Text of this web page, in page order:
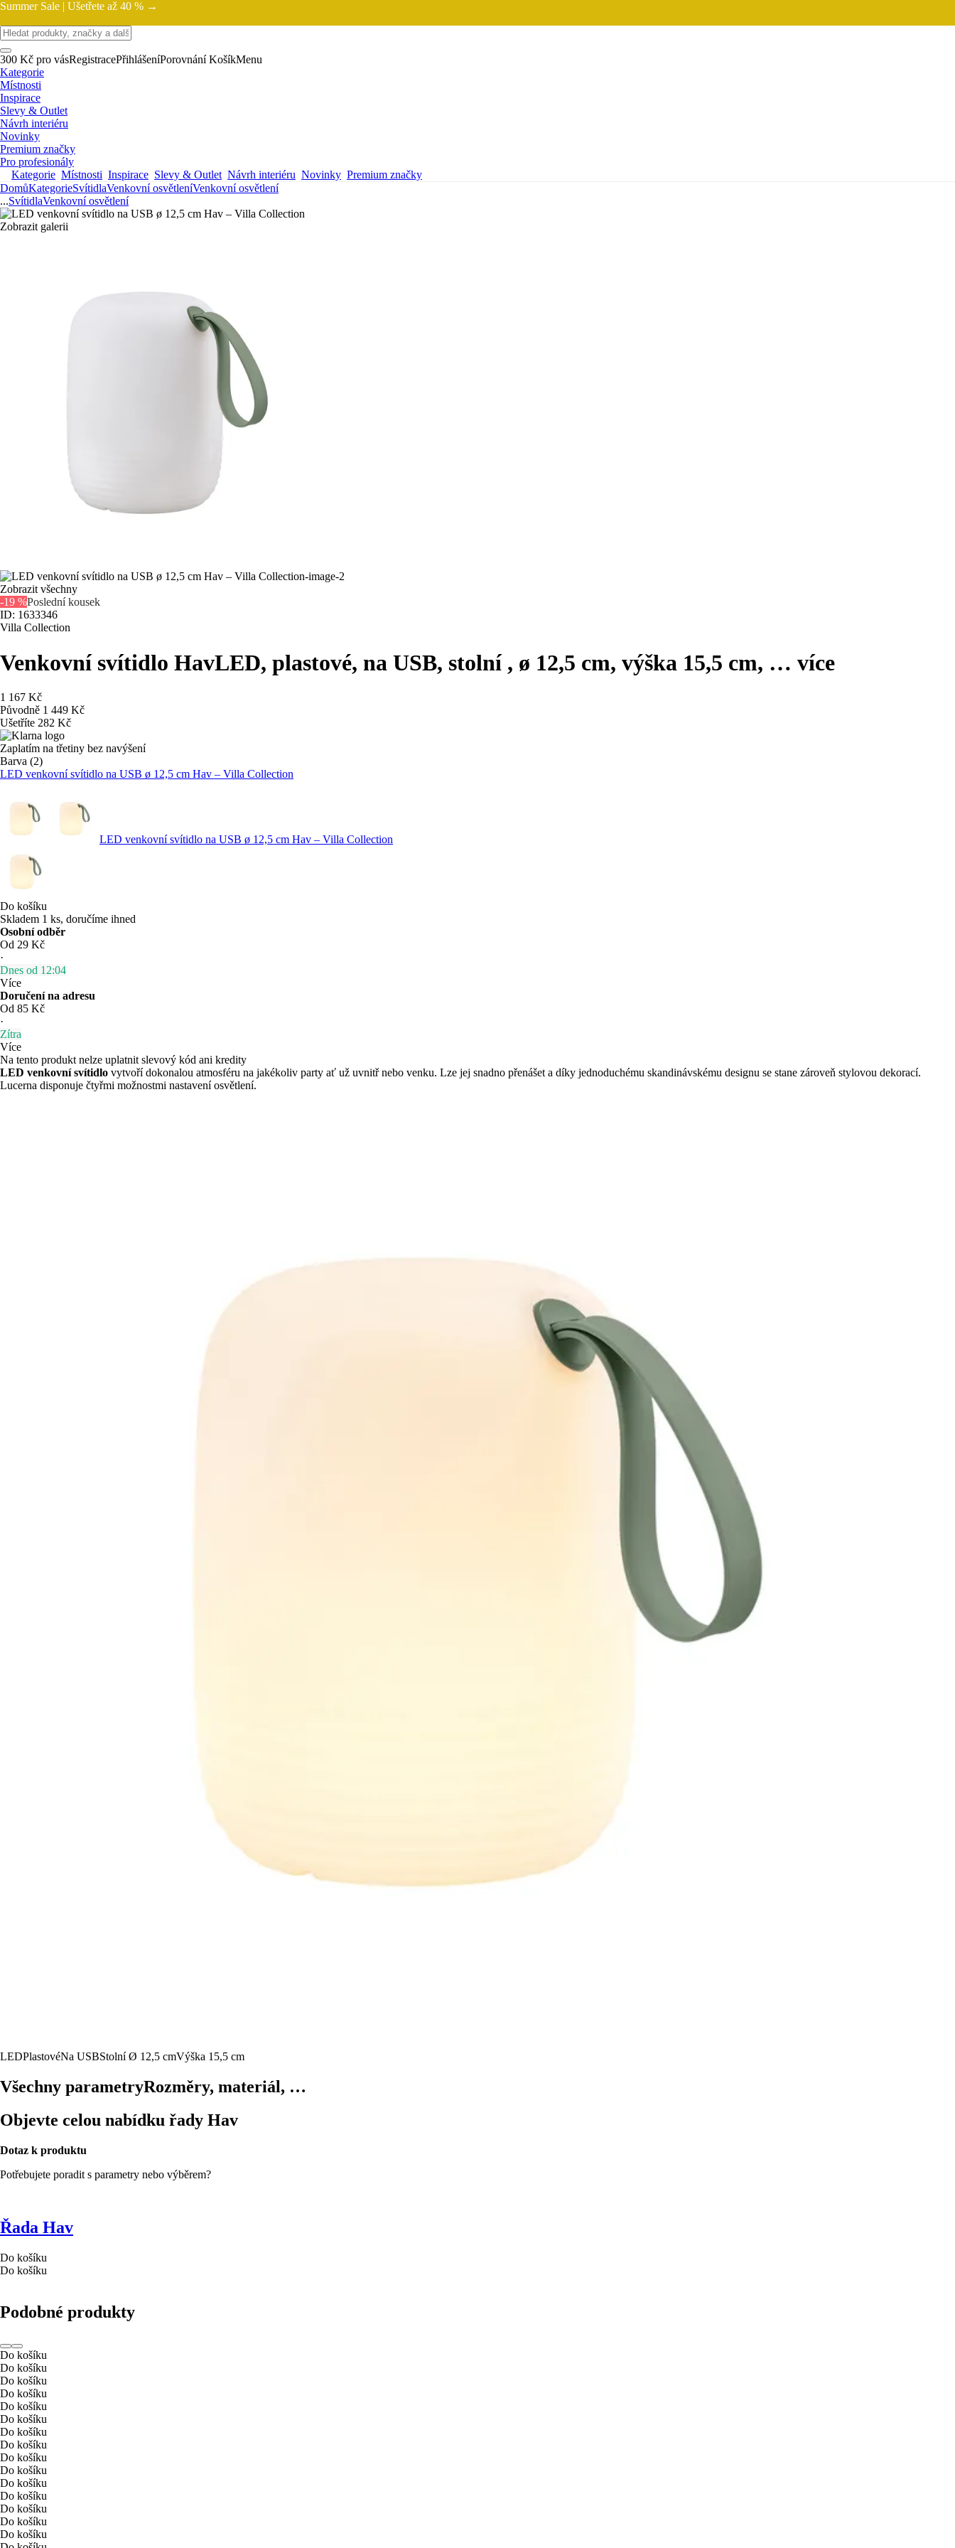
Summer Sale | Ušetřete až 40 % →
300 Kč pro vásRegistracePřihlášeníPorovnání KošíkMenu
Kategorie
Místnosti
Inspirace
Slevy & Outlet
Návrh interiéru
Novinky
Premium značky
Pro profesionály
Kategorie Místnosti Inspirace Slevy & Outlet Návrh interiéru Novinky Premium značky
DomůKategorieSvítidlaVenkovní osvětleníVenkovní osvětlení
...SvítidlaVenkovní osvětlení
Zobrazit galerii
Zobrazit všechny
-19 %Poslední kousek
ID: 1633346
Villa Collection
Venkovní svítidlo HavLED, plastové, na USB, stolní , ø 12,5 cm, výška 15,5 cm, … více
1 167 Kč
Původně 1 449 Kč
Ušetříte 282 Kč
Zaplatím na třetiny bez navýšení
Barva (2)
LED venkovní svítidlo na USB ø 12,5 cm Hav – Villa Collection
LED venkovní svítidlo na USB ø 12,5 cm Hav – Villa Collection
Do košíku
Skladem 1 ks, doručíme ihned
Osobní odběr
Od 29 Kč
·
Dnes od 12:04
Více
Doručení na adresu
Od 85 Kč
·
Zítra
Více
Na tento produkt nelze uplatnit slevový kód ani kredity
LED venkovní svítidlo vytvoří dokonalou atmosféru na jakékoliv party ať už uvnitř nebo venku. Lze jej snadno přenášet a díky jednoduchému skandinávskému designu se stane zároveň stylovou dekorací.
Lucerna disponuje čtyřmi možnostmi nastavení osvětlení.
LEDPlastovéNa USBStolníØ 12,5 cmVýška 15,5 cm
Všechny parametryRozměry, materiál, …
Objevte celou nabídku řady Hav
Dotaz k produktu
Potřebujete poradit s parametry nebo výběrem?
Řada Hav
Do košíku
Do košíku
Podobné produkty
Do košíku
Do košíku
Do košíku
Do košíku
Do košíku
Do košíku
Do košíku
Do košíku
Do košíku
Do košíku
Do košíku
Do košíku
Do košíku
Do košíku
Do košíku